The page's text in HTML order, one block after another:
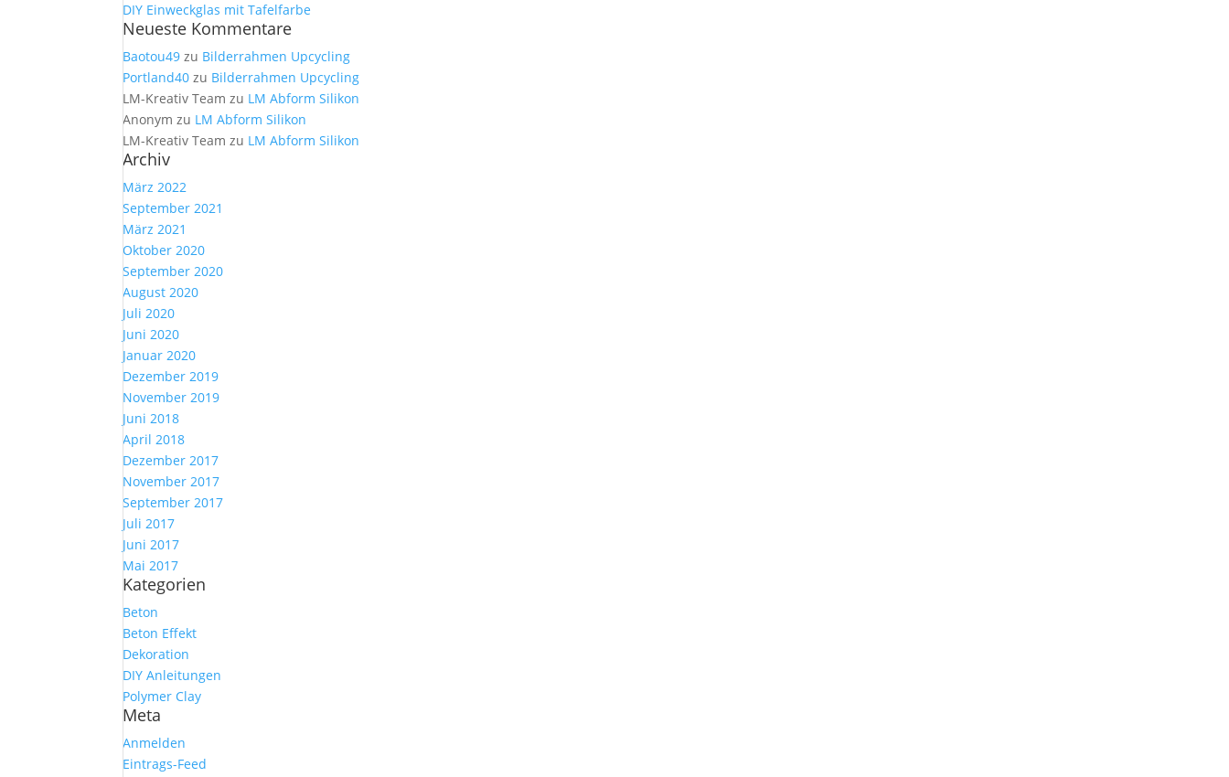
DIY Einweckglas mit Tafelfarbe
Neueste Kommentare
Baotou49 zu Bilderrahmen Upcycling
Portland40 zu Bilderrahmen Upcycling
LM-Kreativ Team zu LM Abform Silikon
Anonym zu LM Abform Silikon
LM-Kreativ Team zu LM Abform Silikon
Archiv
März 2022
September 2021
März 2021
Oktober 2020
September 2020
August 2020
Juli 2020
Juni 2020
Januar 2020
Dezember 2019
November 2019
Juni 2018
April 2018
Dezember 2017
November 2017
September 2017
Juli 2017
Juni 2017
Mai 2017
Kategorien
Beton
Beton Effekt
Dekoration
DIY Anleitungen
Polymer Clay
Meta
Anmelden
Eintrags-Feed